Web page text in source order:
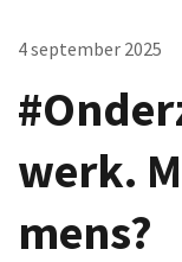
4 september 2025
werk.
mens?